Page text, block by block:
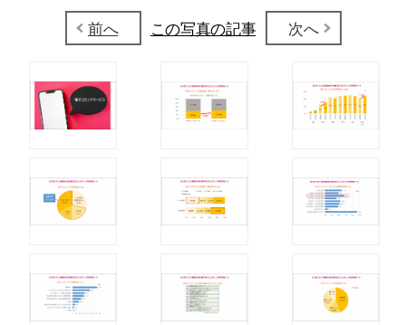
前へ
この写真の記事 次へ